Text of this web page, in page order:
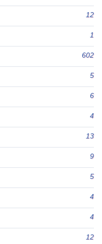
12
1
602
5
6
4
13
9
5
4
4
12